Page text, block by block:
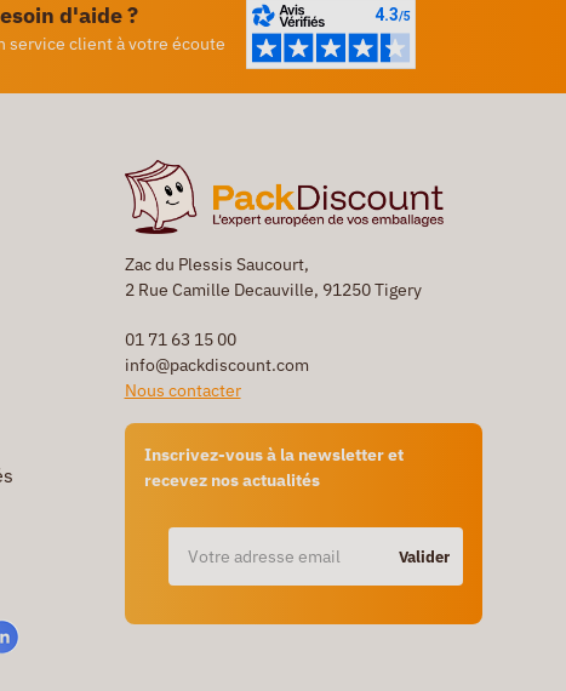
d'aide ?
service client à votre écoute
Zac du Plessis Saucourt,
2 Rue Camille Decauville, 91250 Tigery
01 71 63 15 00
info@packdiscount.com
Nous contacter
Inscrivez-vous à la newsletter et
recevez nos actualités
Valider